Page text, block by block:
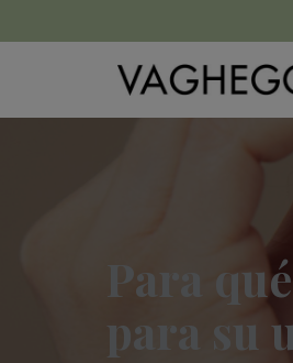
Para
para su